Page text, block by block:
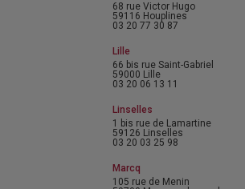
68 rue Victor Hugo
59116 Houplines
03 20 77 30 87
Lille
66 bis rue Saint-Gabriel
59000 Lille
03 20 06 13 11
Linselles
1 bis rue de Lamartine
59126 Linselles
03 20 03 25 98
Marcq
105 rue de Menin